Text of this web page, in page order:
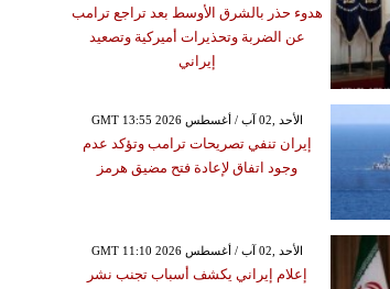
هدوء حذر بالشرق الأوسط بعد تراجع ترامب
عن الضربة وتحذيرات أميركية وتصعيد
إيراني
GMT 13:55 2026 الأحد ,02 آب / أغسطس
إيران تنفي تصريحات ترامب وتؤكد عدم
وجود اتفاق لإعادة فتح مضيق هرمز
GMT 11:10 2026 الأحد ,02 آب / أغسطس
إعلام إيراني يكشف أسباب تجنب نشر